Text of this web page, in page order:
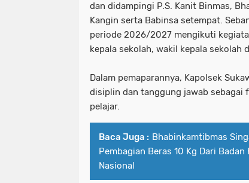
dan didampingi P.S. Kanit Binmas,
Kangin serta Babinsa setempat.
periode 2026/2027 mengikuti
kepala sekolah, wakil kepala sekolah
Dalam pemaparannya, Kapolsek
disiplin dan tanggung jawab sebagai
pelajar.
Baca Juga : Bhabinkamtibmas
Pembagian Beras 10 Kg Dari Badan
Nasional